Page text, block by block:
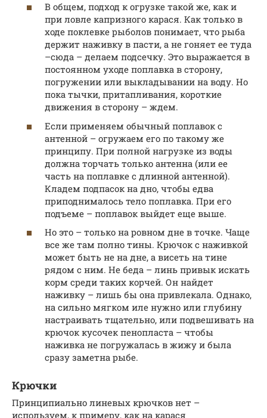
В общем, подход к огрузке такой же, как и
при ловле капризного карася. Как только в
ходе поклевке рыболов понимает, что рыба
держит наживку в пасти, а не гоняет ее туда
–сюда – делаем подсечку. Это выражается в
постоянном уходе поплавка в сторону,
погружении или выкладывании на воду. Но
пока тычки, притапливания, короткие
движения в сторону – ждем.
Если применяем обычный поплавок с
антенной – огружаем его по такому же
принципу. При полной нагрузке из воды
должна торчать только антенна (или ее
часть на поплавке с длинной антенной).
Кладем подпасок на дно, чтобы едва
приподнималось тело поплавка. При его
подъеме – поплавок выйдет еще выше.
Но это – только на ровном дне в точке. Чаще
все же там полно тины. Крючок с наживкой
может быть не на дне, а висеть на тине
рядом с ним. Не беда – линь привык искать
корм среди таких корчей. Он найдет
наживку – лишь бы она привлекала. Однако,
на сильно мягком иле нужно или глубину
настраивать тщательно, или подвешивать на
крючок кусочек пенопласта – чтобы
наживка не погружалась в жижу и была
сразу заметна рыбе.
Крючки
Принципиально линевых крючков нет –
используем, к примеру, как на карася